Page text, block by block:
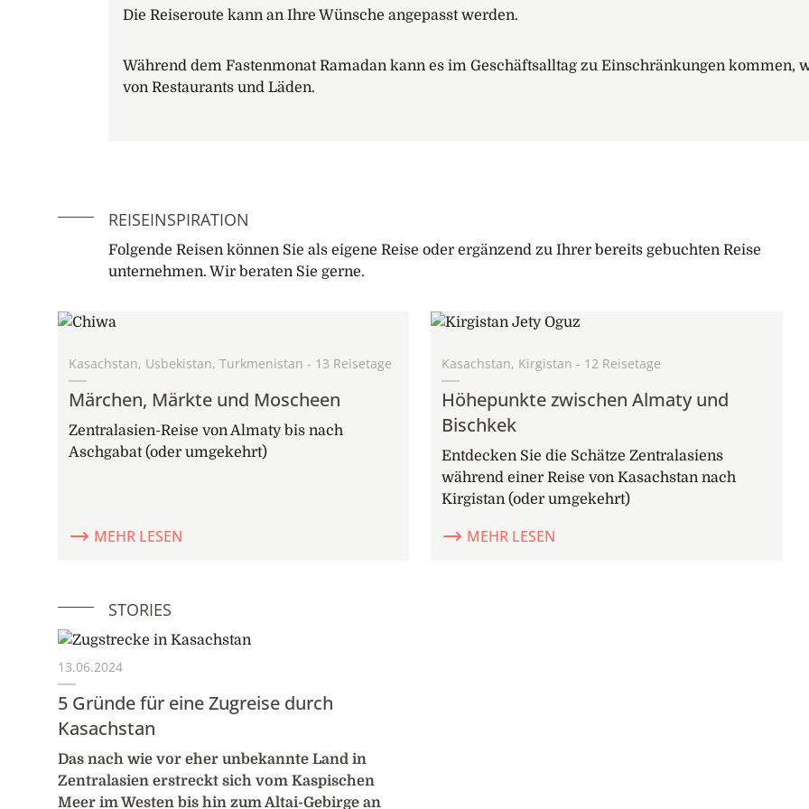
8. Tag: Almaty
Fahrt zum Flughafen und individuelle Weiterreise.
Programmänderungen bleiben vorbehalten
Die Reiseroute kann an Ihre Wünsche angepasst werden.
Während dem Fastenmonat Ramadan kann es im Geschäftsalltag zu Einschränkungen
von Restaurants und Läden.
REISEINSPIRATION
Folgende Reisen können Sie als eigene Reise oder ergänzend zu Ihrer bereits gebuchten Reise
unternehmen. Wir beraten Sie gerne.
Kasachstan, Usbekistan, Turkmenistan - 13 Reisetage
Märchen, Märkte und Moscheen
Zentralasien-Reise von Almaty bis nach
Aschgabat (oder umgekehrt)
MEHR LESEN
Kasachstan, Kirgistan - 12 Reisetage
Höhepunkte zwischen Almaty und
Bischkek
Entdecken Sie die Schätze Zentralasiens
während einer Reise von Kasachstan nach
Kirgistan (oder umgekehrt)
MEHR LESEN
STORIES
13.06.2024
5 Gründe für eine Zugreise durch
Kasachstan
Das nach wie vor eher unbekannte Land in
Zentralasien erstreckt sich vom Kaspischen
Meer im Westen bis hin zum Altai-Gebirge an